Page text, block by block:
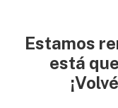
Estamos
está